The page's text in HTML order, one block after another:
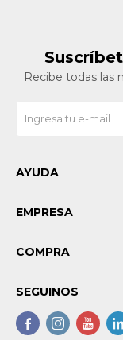
Recibe todas las
AYUDA
EMPRESA
COMPRA
SEGUINOS
   